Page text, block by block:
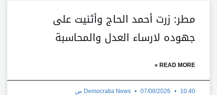
مطر: زرت أحمد الحاج وأثنيت على
جهوده لارساء العدل والمحاسبة
READ MORE »
Democratia News 07/08/2026 10:40 ص